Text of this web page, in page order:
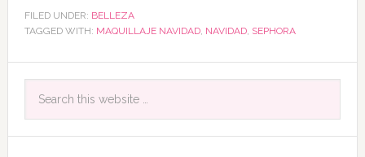
FILED UNDER: BELLEZA
TAGGED WITH: MAQUILLAJE NAVIDAD, NAVIDAD, SEPHORA